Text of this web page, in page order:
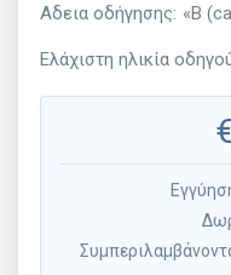
Αδεια οδήγησης: «B
Ελάχιστη ηλικία